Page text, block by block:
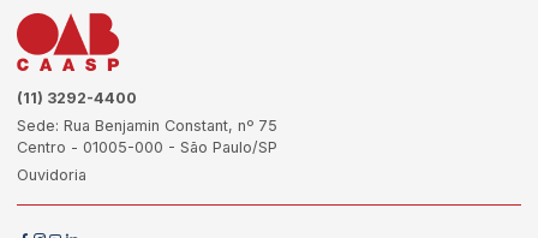
(11) 3292-4400
Sede: Rua Benjamin Constant, nº 75
Centro - 01005-000 - São Paulo/SP
Ouvidoria